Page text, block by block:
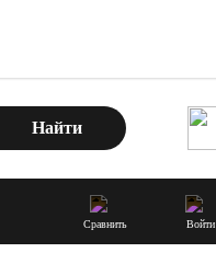
Найти
Сравнить Войти